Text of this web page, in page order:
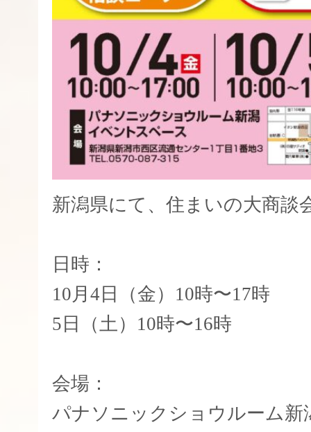
新潟県にて、住まいの大商談
日時：
10月4日（金）10時〜17時
5日（土）10時〜16時
会場：
パナソニックショウルーム新